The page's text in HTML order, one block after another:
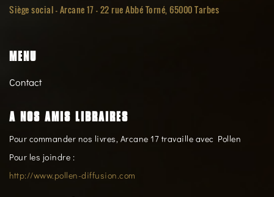
Siège social -Arcane 17 - 22 rue Abbé Torné, 65000 Tarbes
MENU
Contact
A NOS AMIS LIBRAIRES
Pour commander nos livres, Arcane 17 travaille avec Pollen
Pour les joindre :
http://www.pollen-diffusion.com